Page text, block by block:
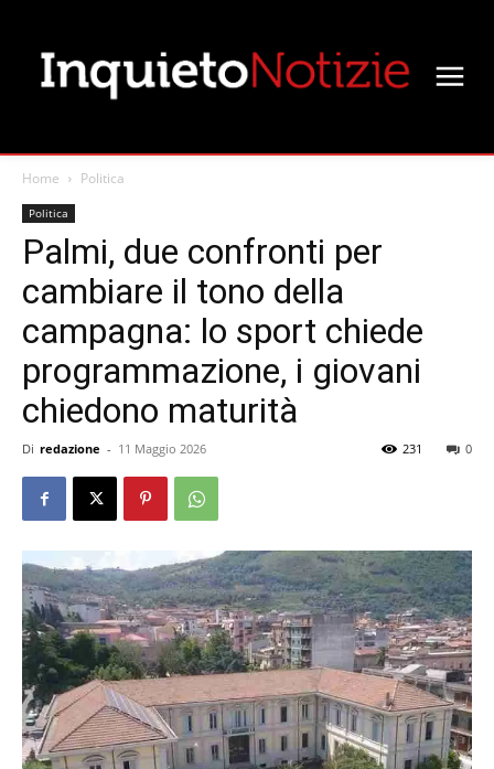
Home Politica
Politica
Palmi, due confronti per
cambiare il tono della
campagna: lo sport chiede
programmazione, i giovani
chiedono maturità
Di redazione - 11 Maggio 2026 0
231